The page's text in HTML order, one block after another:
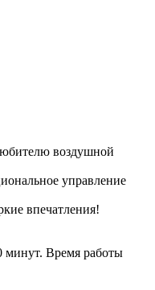
воздушной
управление
впечатления!
минут. Время работы